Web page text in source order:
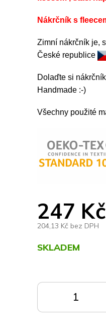
247
204,13 Kč bez DPH
SKLADEM
Nákrčník s
Zimní nákrčník je,
České republice
Dolaďte si
Handmade :-)
Všechny použité